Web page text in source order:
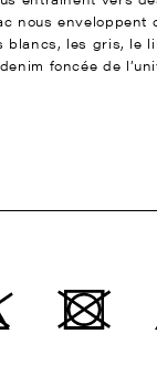
nous
blancs, les gris, le
foncée de